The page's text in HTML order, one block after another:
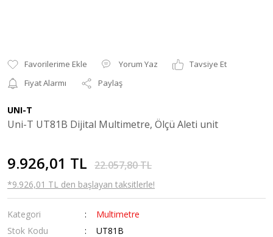
Yorum Yaz
Tavsiye Et
Fiyat Alarmı
Paylaş
UNI-T
Uni-T UT81B Dijital Multimetre, Ölçü Aleti unit
9.926,01 TL 22.057,80 TL
*9.926,01 TL den başlayan taksitlerle!
Kategori
Multimetre
Stok Kodu
UT81B